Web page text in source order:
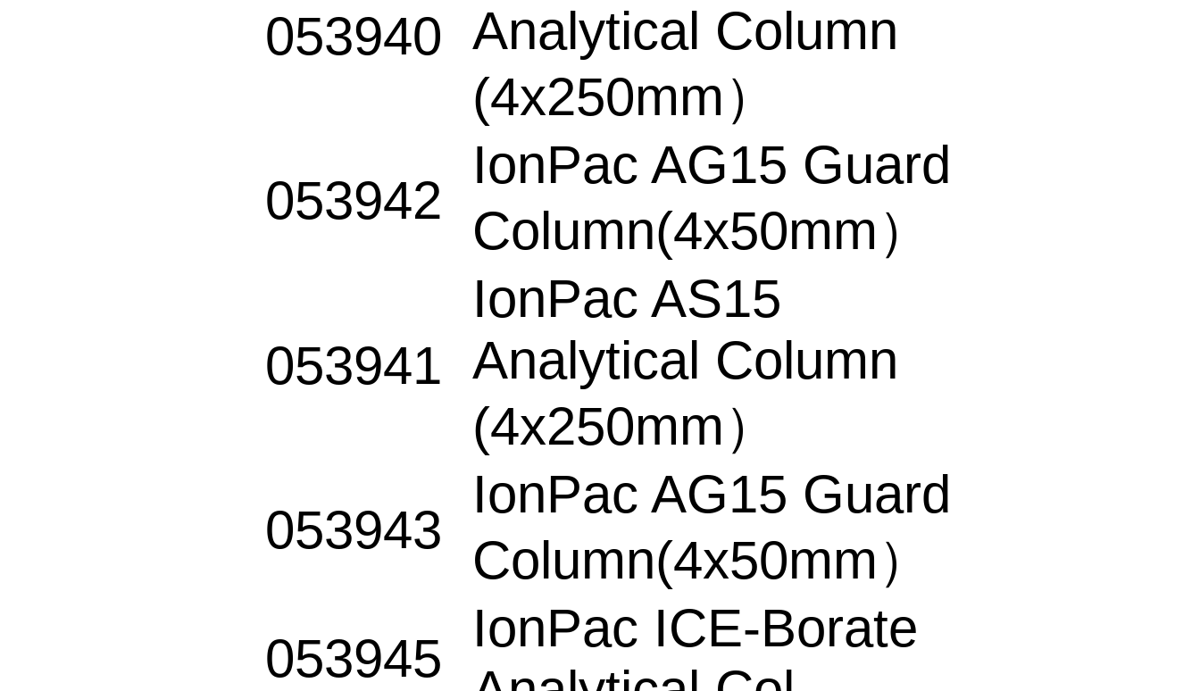
053940 Analytical Column
(4x250mm）
053942
IonPac AG15 Guard
Column(4x50mm）
053941
IonPac AS15
Analytical Column
(4x250mm）
053943
IonPac AG15 Guard
Column(4x50mm）
053945
IonPac ICE-Borate